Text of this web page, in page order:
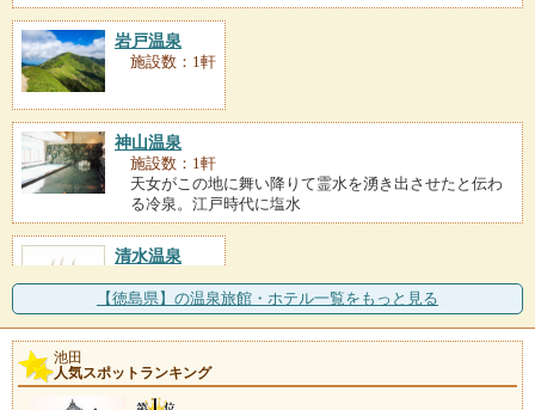
岩戸温泉
施設数：1軒
神山温泉
施設数：1軒
天女がこの地に舞い降りて霊水を湧き出させたと伝わ
る冷泉。江戸時代に塩水
清水温泉
【徳島県】の温泉旅館・ホテル一覧をもっと見る
池田
人気スポットランキング